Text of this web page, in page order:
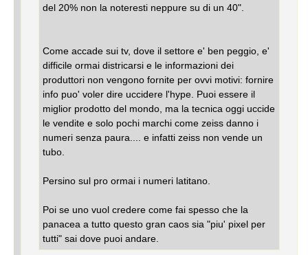
del 20% non la noteresti neppure su di un 40".
Come accade sui tv, dove il settore e' ben peggio, e'
difficile ormai districarsi e le informazioni dei
produttori non vengono fornite per ovvi motivi: fornire
info puo' voler dire uccidere l'hype. Puoi essere il
miglior prodotto del mondo, ma la tecnica oggi uccide
le vendite e solo pochi marchi come zeiss danno i
numeri senza paura.... e infatti zeiss non vende un
tubo.
Persino sul pro ormai i numeri latitano.
Poi se uno vuol credere come fai spesso che la
panacea a tutto questo gran caos sia "piu' pixel per
tutti" sai dove puoi andare.